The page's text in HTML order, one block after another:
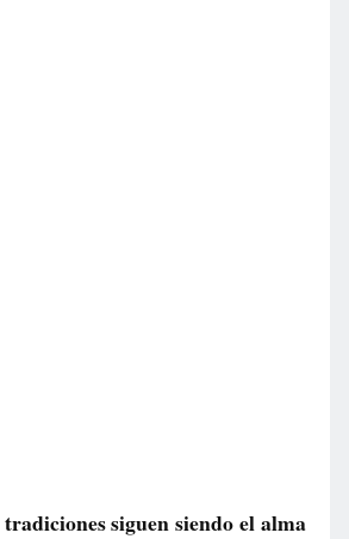
siguen siendo el alma